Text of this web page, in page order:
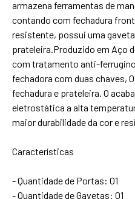
armazena ferramentas de
contando com fechadura
resistente, possui uma
prateleira.Produzido em Aço
com tratamento anti-
fechadora com duas chaves,
fechadura e prateleira. O
eletrostática a alta
maior durabilidade da cor e
Características
- Quantidade de Portas: 01
- Quantidade de Gavetas: 01